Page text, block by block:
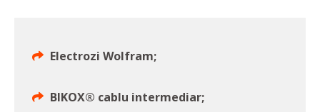
Electrozi Wolfram;
BIKOX® cablu intermediar;